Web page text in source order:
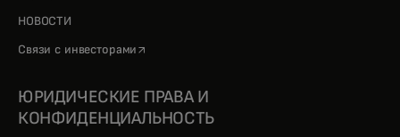
НОВОСТИ
Связи с инвесторами opens in a new tab
ЮРИДИЧЕСКИЕ ПРАВА И
КОНФИДЕНЦИАЛЬНОСТЬ